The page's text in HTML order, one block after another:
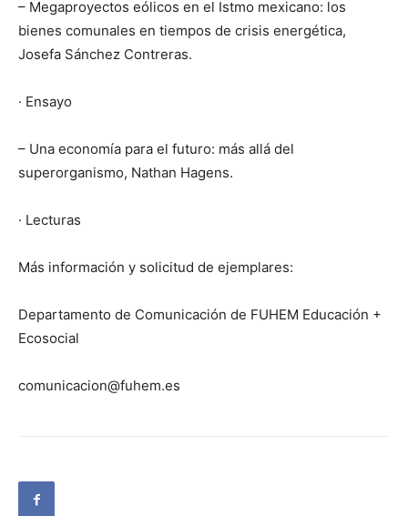
– Megaproyectos eólicos en el Istmo mexicano: los
bienes comunales en tiempos de crisis energética,
Josefa Sánchez Contreras.
· Ensayo
– Una economía para el futuro: más allá del
superorganismo, Nathan Hagens.
· Lecturas
Más información y solicitud de ejemplares:
Departamento de Comunicación de FUHEM Educación +
Ecosocial
comunicacion@fuhem.es